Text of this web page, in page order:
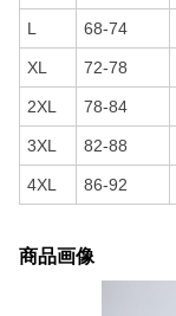
L 68-74
XL 72-78
2XL 78-84
3XL 82-88
4XL 86-92
商品画像